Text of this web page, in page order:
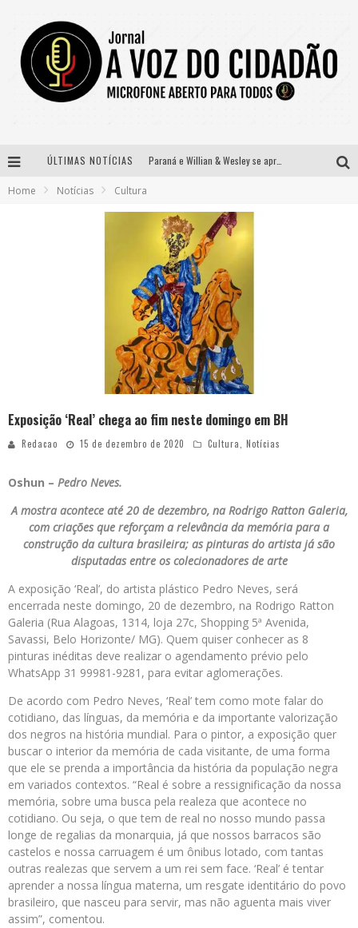
ÚLTIMAS NOTÍCIAS Paraná e Willian & Wesley se apresentam no Carretão Trevo Contagem nesta sexta-feira
Home Notícias Cultura
Exposição ‘Real’ chega ao fim neste domingo em BH
Redacao 15 de dezembro de 2020 Cultura, Notícias
Oshun – Pedro Neves.
A mostra acontece até 20 de dezembro, na Rodrigo Ratton Galeria,
com criações que reforçam a relevância da memória para a
construção da cultura brasileira; as pinturas do artista já são
disputadas entre os colecionadores de arte
A exposição ‘Real’, do artista plástico Pedro Neves, será
encerrada neste domingo, 20 de dezembro, na Rodrigo Ratton
Galeria (Rua Alagoas, 1314, loja 27c, Shopping 5ª Avenida,
Savassi, Belo Horizonte/ MG). Quem quiser conhecer as 8
pinturas inéditas deve realizar o agendamento prévio pelo
WhatsApp 31 99981-9281, para evitar aglomerações.
De acordo com Pedro Neves, ‘Real’ tem como mote falar do
cotidiano, das línguas, da memória e da importante valorização
dos negros na história mundial. Para o pintor, a exposição quer
buscar o interior da memória de cada visitante, de uma forma
que ele se prenda a importância da história da população negra
em variados contextos. “Real é sobre a ressignificação da nossa
memória, sobre uma busca pela realeza que acontece no
cotidiano. Ou seja, o que tem de real no nosso mundo passa
longe de regalias da monarquia, já que nossos barracos são
castelos e nossa carruagem é um ônibus lotado, com tantas
outras realezas que servem a um rei sem face. ‘Real’ é tentar
aprender a nossa língua materna, um resgate identitário do povo
brasileiro, que nasceu para servir, mas não aguenta mais viver
assim”, comentou.